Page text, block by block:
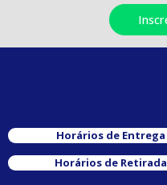
Horários de Entrega
Horários de Retirada